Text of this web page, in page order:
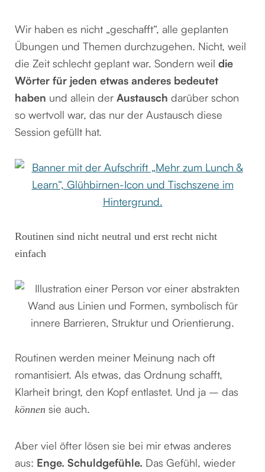
Wir haben es nicht „geschafft“, alle geplanten
Übungen und Themen durchzugehen. Nicht, weil
die Zeit schlecht geplant war. Sondern weil die
Wörter für jeden etwas anderes bedeutet
haben und allein der Austausch darüber schon
so wertvoll war, das nur der Austausch diese
Session gefüllt hat.
Routinen sind nicht neutral und erst recht nicht
einfach
Routinen werden meiner Meinung nach oft
romantisiert. Als etwas, das Ordnung schafft,
Klarheit bringt, den Kopf entlastet. Und ja – das
können sie auch.
Aber viel öfter lösen sie bei mir etwas anderes
aus: Enge. Schuldgefühle. Das Gefühl, wieder